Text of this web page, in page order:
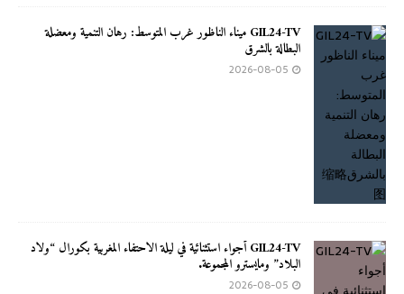
GIL24-TV ميناء الناظور غرب المتوسط: رهان التنمية ومعضلة
البطالة بالشرق
2026-08-05
GIL24-TV أجواء استثنائية في ليلة الاحتفاء المغربية بكورال “ولاد
البلاد” ومايسترو المجموعة.
2026-08-05